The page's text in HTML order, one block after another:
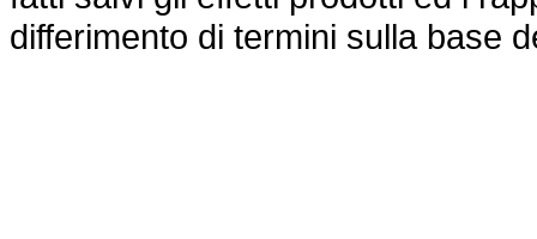
differimento di termini sulla base